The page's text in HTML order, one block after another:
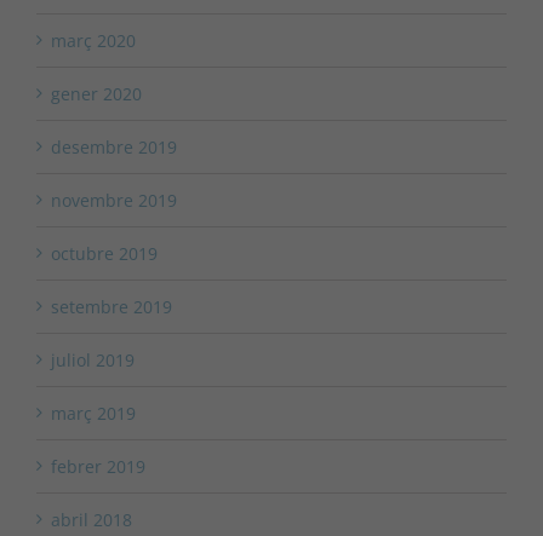
març 2020
gener 2020
desembre 2019
novembre 2019
octubre 2019
setembre 2019
juliol 2019
març 2019
febrer 2019
abril 2018